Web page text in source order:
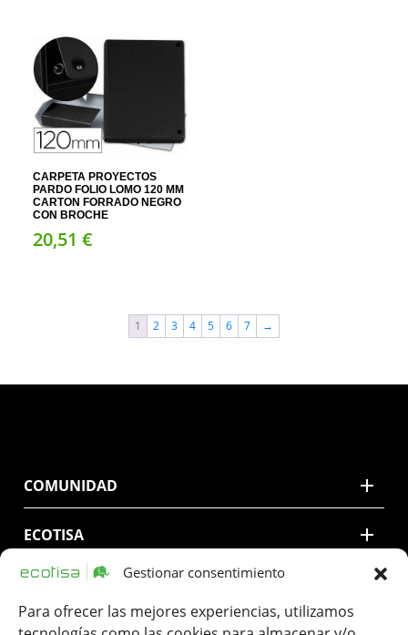
Gestionar consentimiento
Para ofrecer las mejores experiencias, utilizamos
CARPETA PROYECTOS
PARDO FOLIO LOMO 120 MM
CARTON FORRADO NEGRO
CON BROCHE
20,51 €
1 2 3 4 5 6 7 →
COMUNIDAD
ECOTISA
CONTACTO